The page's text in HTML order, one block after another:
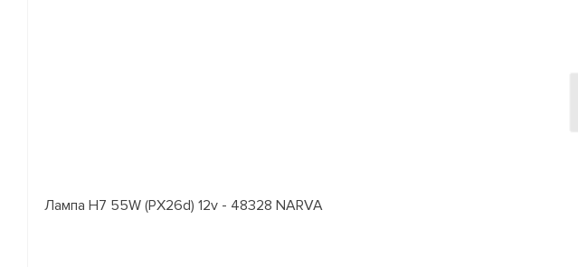
Лампа H7 55W (PX26d) 12v - 48328 NARVA